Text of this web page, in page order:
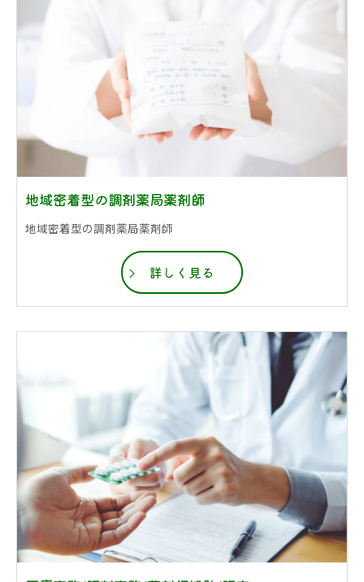
地域密着型の調剤薬局薬剤師
地域密着型の調剤薬局薬剤師
詳しく見る